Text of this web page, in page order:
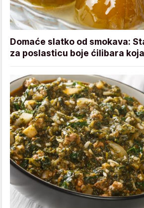
Domaće slatko od smokava:
za poslasticu boje ćilibara